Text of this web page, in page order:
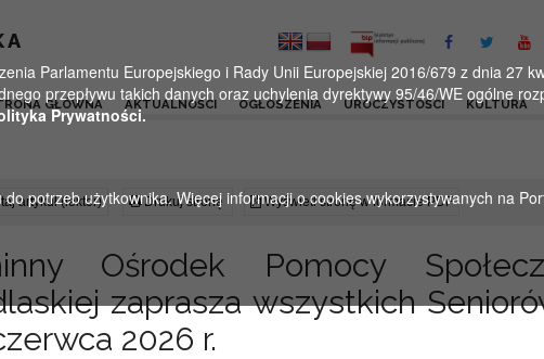
GŁÓWNA AKTUALNOŚCI OGŁOSZENIA UROCZYSTOŚCI KULTURA
artykuł (lektor) Drukuj stronę Wyświetl stronę w formacie PDF
Ośrodek Pomocy
zaprasza wszystkich
2026 r.
Parlamentu Europejskiego i Rady Unii Europejskiej 2016/679 z dnia 27
przepływu takich danych oraz uchylenia dyrektywy 95/46/WE ogólne
Prywatności.
potrzeb użytkownika. Więcej informacji o cookies wykorzystywanych na